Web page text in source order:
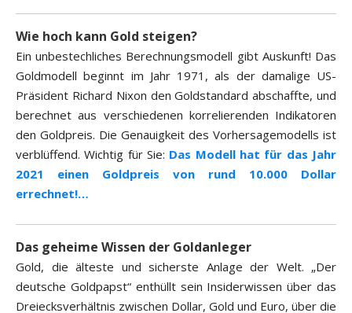
Wie hoch kann Gold steigen?
Ein unbestechliches Berechnungsmodell gibt Auskunft! Das
Goldmodell beginnt im Jahr 1971, als der damalige US-
Präsident Richard Nixon den Goldstandard abschaffte, und
berechnet aus verschiedenen korrelierenden Indikatoren
den Goldpreis. Die Genauigkeit des Vorhersagemodells ist
verblüffend. Wichtig für Sie: Das Modell hat für das Jahr
2021 einen Goldpreis von rund 10.000 Dollar
errechnet!…
Das geheime Wissen der Goldanleger
Gold, die älteste und sicherste Anlage der Welt. „Der
deutsche Goldpapst“ enthüllt sein Insiderwissen über das
Dreiecksverhältnis zwischen Dollar, Gold und Euro, über die